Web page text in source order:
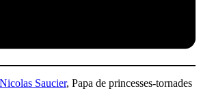
Saucier, Papa de princesses-tornades